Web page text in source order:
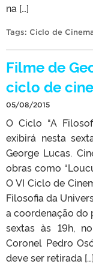
na […]
Tags: Ciclo de
Filme de
ciclo de
05/08/2015
O Ciclo “A
exibirá nesta
George Lucas.
obras como
O VI Ciclo de
Filosofia da
a coordenação do
sextas às 19h,
Coronel Pedro
deve ser retirada […]